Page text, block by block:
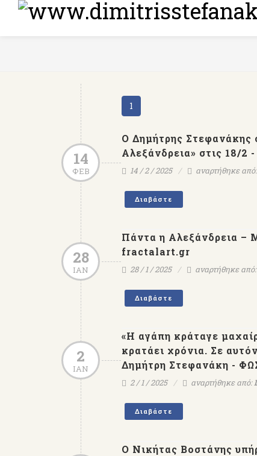
1
14
ΦΕΒ
Ο Δημήτρης Στεφανάκης
Αλεξάνδρεια» στις 18/
14 / 2 / 2025 αναρτήθηκε από:
Διαβάστε
28
ΙΑΝ
Πάντα η Αλεξάνδρεια –
fractalart.gr
28 / 1 / 2025 αναρτήθηκε από:
Διαβάστε
2
ΙΑΝ
«Η αγάπη κράταγε
κρατάει χρόνια. Σε
Δημήτρη Στεφανάκη -
2 / 1 / 2025 αναρτήθηκε από:
Διαβάστε
Ο Νικήτας Βοστάνης